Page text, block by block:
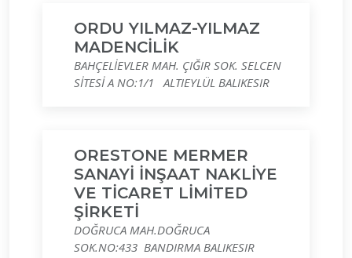
ORDU YILMAZ-YILMAZ
MADENCİLİK
BAHÇELİEVLER MAH. ÇIĞIR SOK. SELCEN
SİTESİ A NO:1/1 ALTIEYLÜL BALIKESIR
ORESTONE MERMER
SANAYİ İNŞAAT NAKLİYE
VE TİCARET LİMİTED
ŞİRKETİ
DOĞRUCA MAH.DOĞRUCA
SOK.NO:433 BANDIRMA BALIKESIR